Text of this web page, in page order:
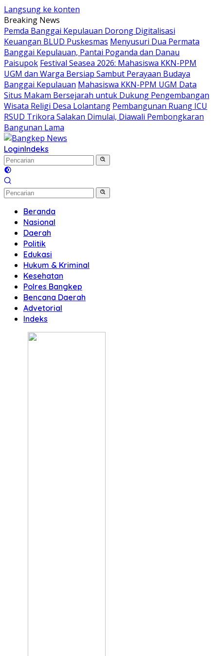
Langsung ke konten
Breaking News
Pemda Banggai Kepulauan Dorong Digitalisasi
Keuangan BLUD Puskesmas Menyusuri Dua Permata
Banggai Kepulauan, Pantai Poganda dan Danau
Paisupok Festival Seasea 2026: Mahasiswa KKN-PPM
UGM dan Warga Bersiap Sambut Perayaan Budaya
Banggai Kepulauan Mahasiswa KKN-PPM UGM Data
Situs Makam Bersejarah untuk Dukung Pengembangan
Wisata Religi Desa Lolantang Pembangunan Ruang ICU
RSUD Trikora Salakan Dimulai, Diawali Pembongkaran
Bangunan Lama
LoginIndeks
Beranda
Nasional
Daerah
Politik
Edukasi
Hukum & Kriminal
Kesehatan
Polres Bangkep
Bencana Daerah
Advetorial
Indeks